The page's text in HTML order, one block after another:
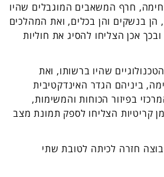
חרף המשאבים המוגבלים שהיו
בנשקים והן בכלים, ואת המהלכים
אכן הצליחו להסיג את חוליות
שהיו ברשותו, ואת
ביניהם הגדר האינדקטיבית
בפיזור הכוחות והמשימות,
קריטיות הצליחו לספק תמונת מצב
חזרה לכיתה לטובת שתי